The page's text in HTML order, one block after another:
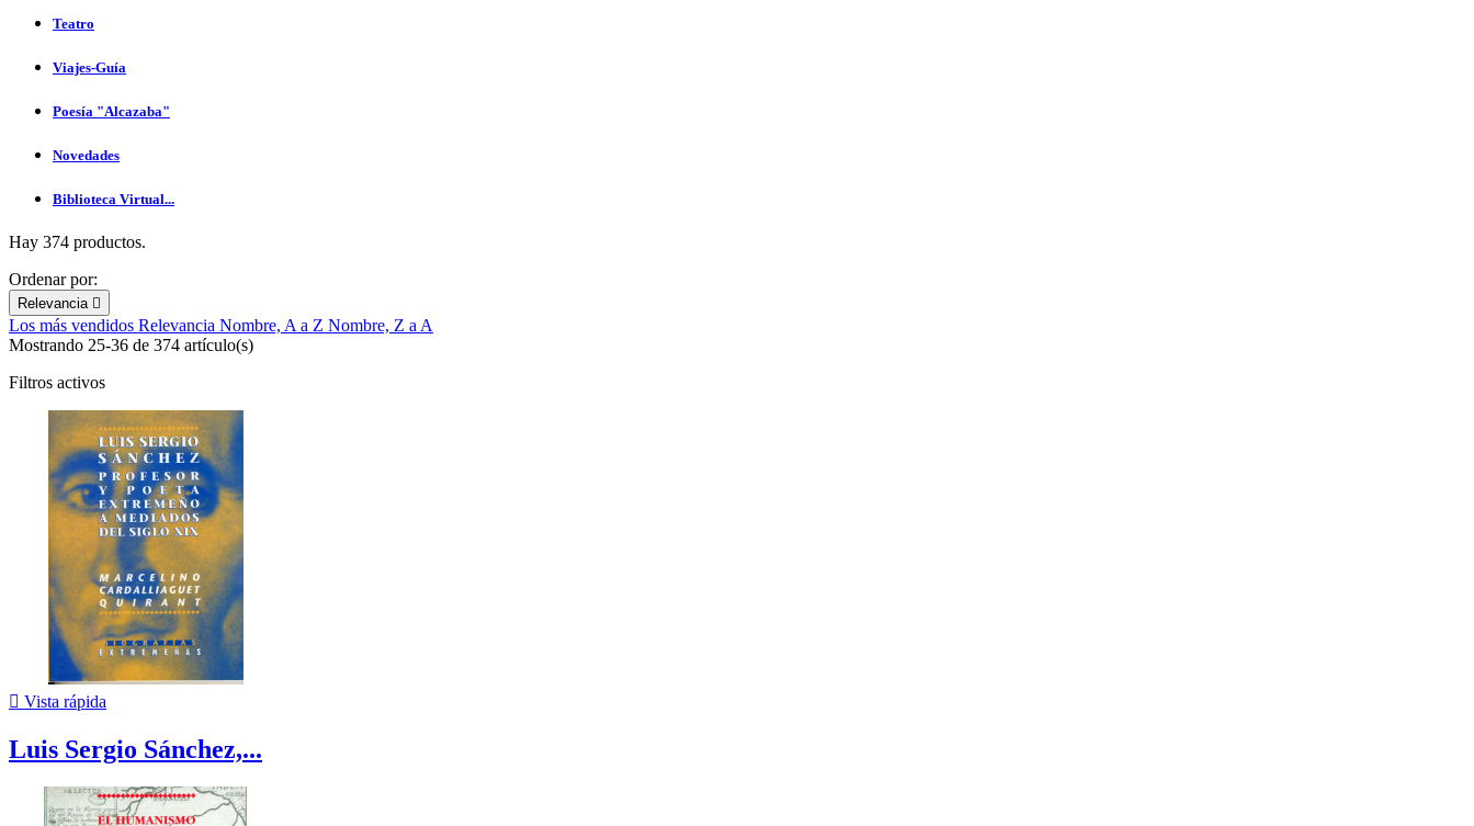
Teatro
Viajes-Guía
Poesía "Alcazaba"
Novedades
Biblioteca Virtual...
Hay 374 productos.
Ordenar por:
Relevancia 
Los más vendidos Relevancia Nombre, A a Z Nombre, Z a A
Mostrando 25-36 de 374 artículo(s)
Filtros activos
 Vista rápida
Luis Sergio Sánchez,...